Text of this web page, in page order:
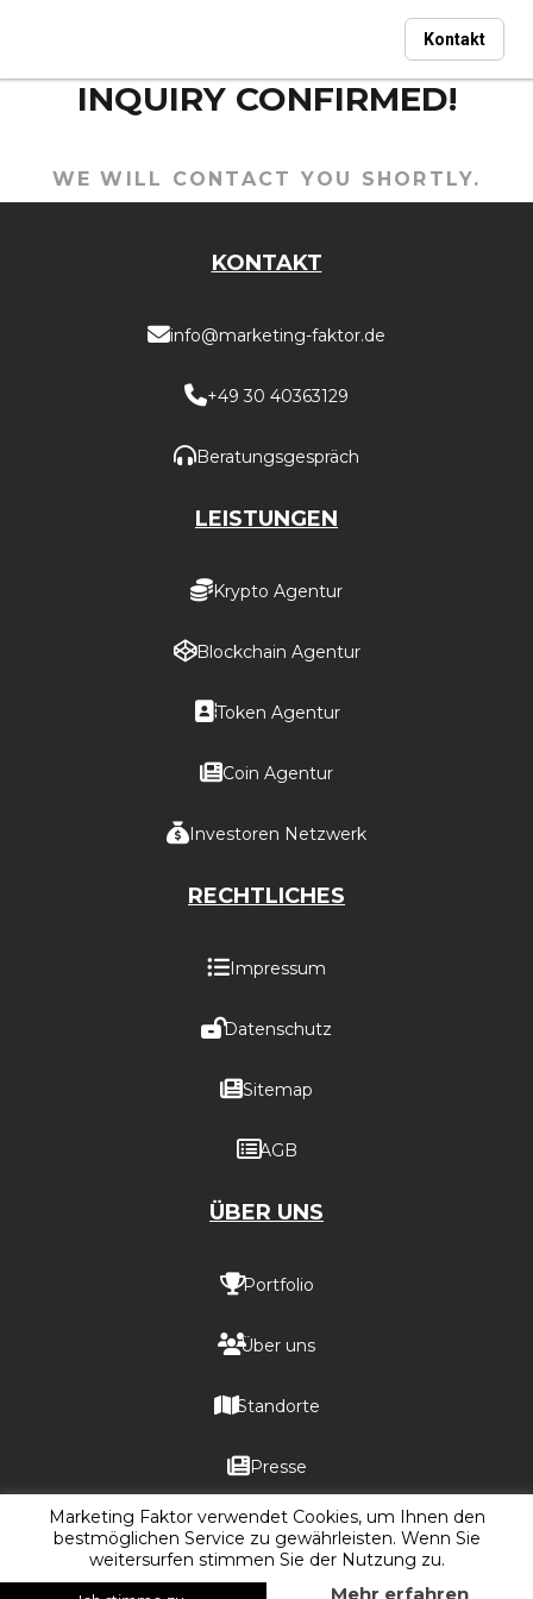
Kontakt
INQUIRY CONFIRMED!
WE WILL CONTACT YOU SHORTLY.
KONTAKT
info@marketing-faktor.de
+49 30 40363129
Beratungsgespräch
LEISTUNGEN
Krypto Agentur
Blockchain Agentur
Token Agentur
Coin Agentur
Investoren Netzwerk
RECHTLICHES
Impressum
Datenschutz
Sitemap
AGB
ÜBER UNS
Portfolio
Über uns
Standorte
Presse
Marketing Faktor verwendet Cookies, um Ihnen den
bestmöglichen Service zu gewährleisten. Wenn Sie
weitersurfen stimmen Sie der Nutzung zu.
Mehr erfahren